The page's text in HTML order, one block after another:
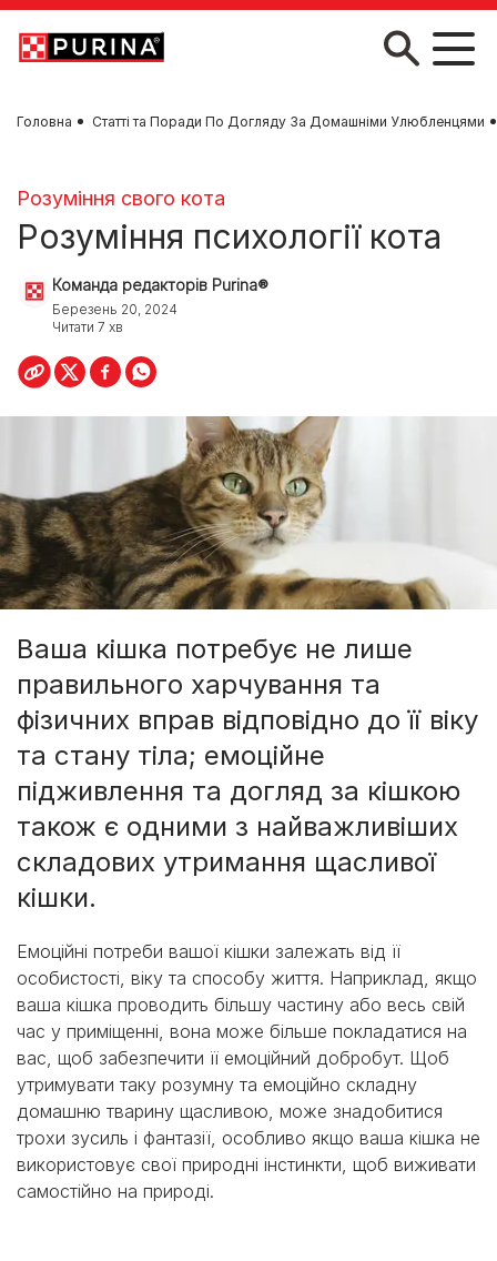
Skip to main content
Головна Статті та Поради По Догляду За Домашніми Улюбленцями
Розуміння свого кота
Розуміння психології кота
Команда редакторів Purina®
Березень 20, 2024
Читати 7 хв
Ваша кішка потребує не лише
правильного харчування та
фізичних вправ відповідно до її віку
та стану тіла; емоційне
підживлення та догляд за кішкою
також є одними з найважливіших
складових утримання щасливої
кішки.
Емоційні потреби вашої кішки залежать від її
особистості, віку та способу життя. Наприклад, якщо
ваша кішка проводить більшу частину або весь свій
час у приміщенні, вона може більше покладатися на
вас, щоб забезпечити її емоційний добробут. Щоб
утримувати таку розумну та емоційно складну
домашню тварину щасливою, може знадобитися
трохи зусиль і фантазії, особливо якщо ваша кішка не
використовує свої природні інстинкти, щоб виживати
самостійно на природі.